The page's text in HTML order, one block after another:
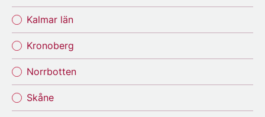
Kalmar län
Kronoberg
Norrbotten
Skåne